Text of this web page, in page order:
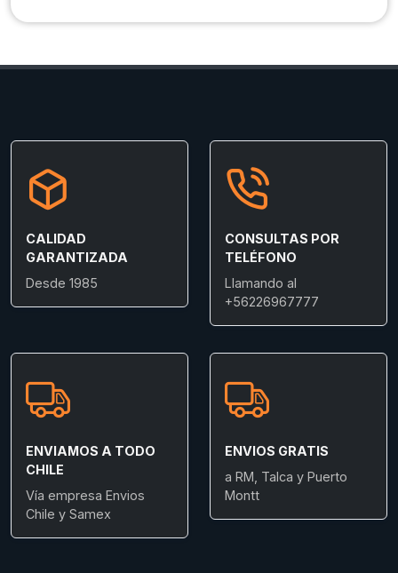
CALIDAD
GARANTIZADA
Desde 1985
CONSULTAS POR
TELÉFONO
Llamando al
+56226967777
ENVIAMOS A TODO
CHILE
Vía empresa Envios
Chile y Samex
ENVIOS GRATIS
a RM, Talca y Puerto
Montt